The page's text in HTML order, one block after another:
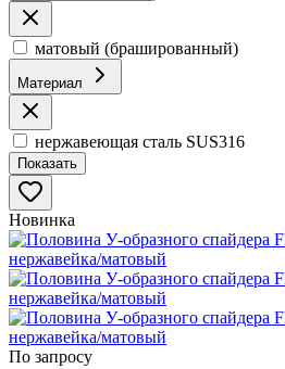
матовый (брашированный)
Материал
нержавеющая сталь SUS316
Показать
Новинка
По запросу